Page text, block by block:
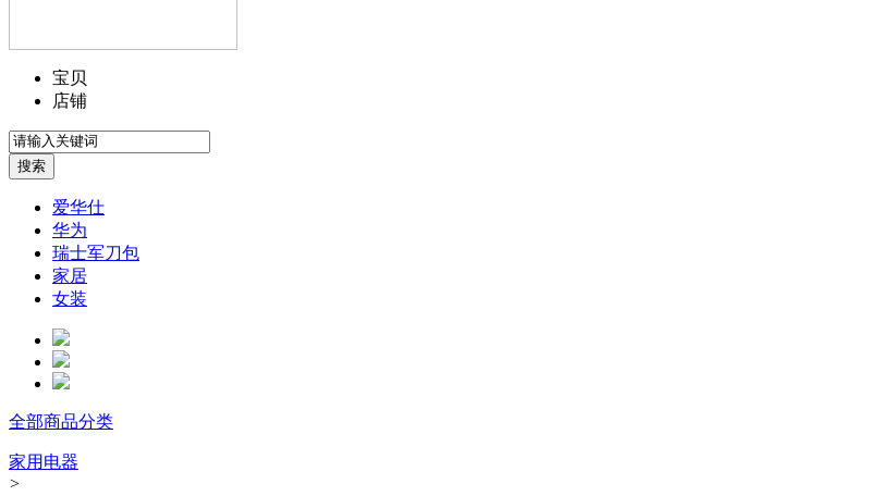
宝贝
店铺
爱华仕
华为
瑞士军刀包
家居
女装
全部商品分类
家用电器
>